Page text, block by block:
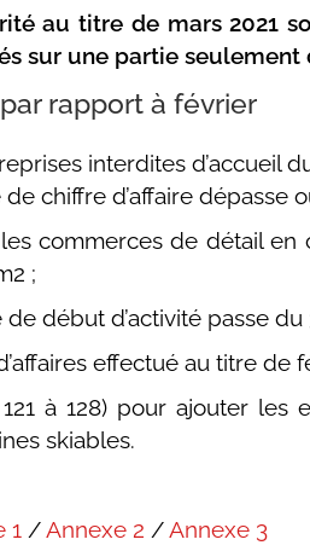
au titre de mars 2021
sur une partie seulement
rapport à février
interdites d’accueil
chiffre d’affaire dépasse
commerces de détail
;
début d’activité passe
effectué au titre de
à 128) pour ajouter
skiables.
1 /Annexe 2 /Annexe 3